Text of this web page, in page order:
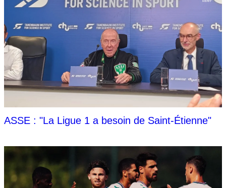
ASSE : "La Ligue 1 a besoin de Saint-Étienne"